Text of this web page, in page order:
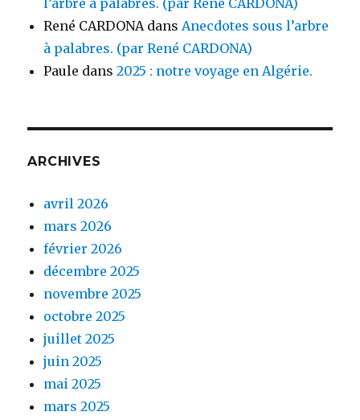
l’arbre à palabres. (par René CARDONA)
René CARDONAdansAnecdotes sous l’arbre
à palabres. (par René CARDONA)
Paule dans2025 : notre voyage en Algérie.
ARCHIVES
avril 2026
mars 2026
février 2026
décembre 2025
novembre 2025
octobre 2025
juillet 2025
juin 2025
mai 2025
mars 2025